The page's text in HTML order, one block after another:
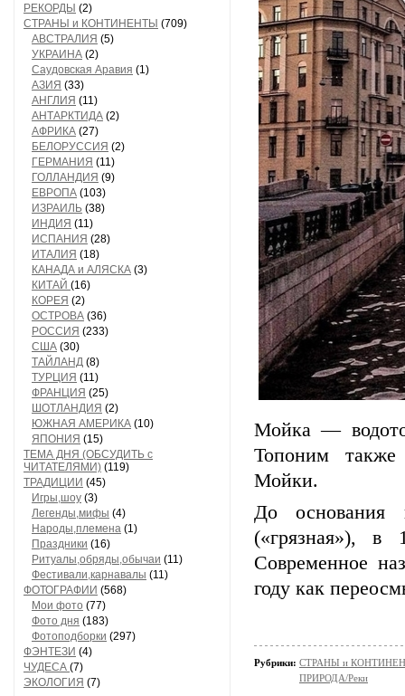
РЕКОРДЫ (2)
СТРАНЫ и КОНТИНЕНТЫ (709)
АВСТРАЛИЯ (5)
УКРАИНА (2)
Саудовская Аравия (1)
АЗИЯ (33)
АНГЛИЯ (11)
АНТАРКТИДА (2)
АФРИКА (27)
БЕЛОРУССИЯ (2)
ГЕРМАНИЯ (11)
ГОЛЛАНДИЯ (9)
ЕВРОПА (103)
ИЗРАИЛЬ (38)
ИНДИЯ (11)
ИСПАНИЯ (28)
ИТАЛИЯ (18)
КАНАДА и АЛЯСКА (3)
КИТАЙ (16)
КОРЕЯ (2)
ОСТРОВА (36)
РОССИЯ (233)
США (30)
ТАЙЛАНД (8)
ТУРЦИЯ (11)
ФРАНЦИЯ (25)
ШОТЛАНДИЯ (2)
ЮЖНАЯ АМЕРИКА (10)
ЯПОНИЯ (15)
ТЕМА ДНЯ (ОБСУДИТЬ с
ЧИТАТЕЛЯМИ) (119)
ТРАДИЦИИ (45)
Игры,шоу (3)
Легенды,мифы (4)
Народы,племена (1)
Праздники (16)
Ритуалы,обряды,обычаи (11)
Фестивали,карнавалы (11)
ФОТОГРАФИИ (568)
Мои фото (77)
Фото дня (183)
Фотоподборки (297)
ФЭНТЕЗИ (4)
ЧУДЕСА (7)
ЭКОЛОГИЯ (7)
Мойка —
Топоним также
Мойки.
До основания
(«грязная»), в
Современное
году как
Рубрики: СТРАНЫ и
ПРИРОДА/Реки